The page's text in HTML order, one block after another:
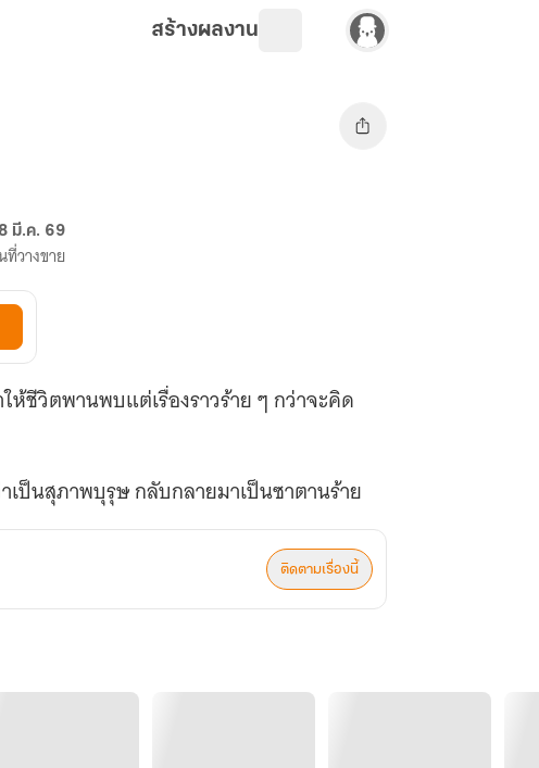
สร้างผลงาน
มี.ค. 69
ที่วางขาย
ห้ชีวิตพานพบแต่เรื่องราวร้าย ๆ กว่าจะคิด
ป็นสุภาพบุรุษ กลับกลายมาเป็นซาตานร้าย
ติดตามเรื่องนี้